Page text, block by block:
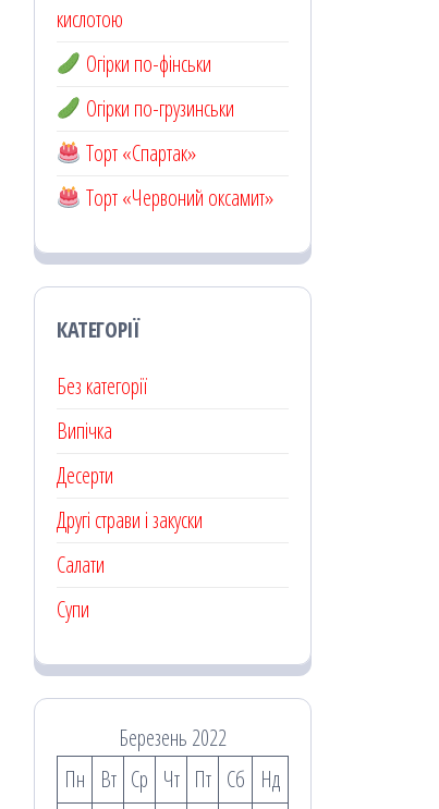
кислотою
Огірки по-фінськи
Огірки по-грузинськи
Торт «Спартак»
Торт «Червоний оксамит»
КАТЕГОРІЇ
Без категорії
Випічка
Десерти
Другі страви і закуски
Салати
Супи
Березень 2022
Пн
Вт Ср Чт Пт Сб
Нд